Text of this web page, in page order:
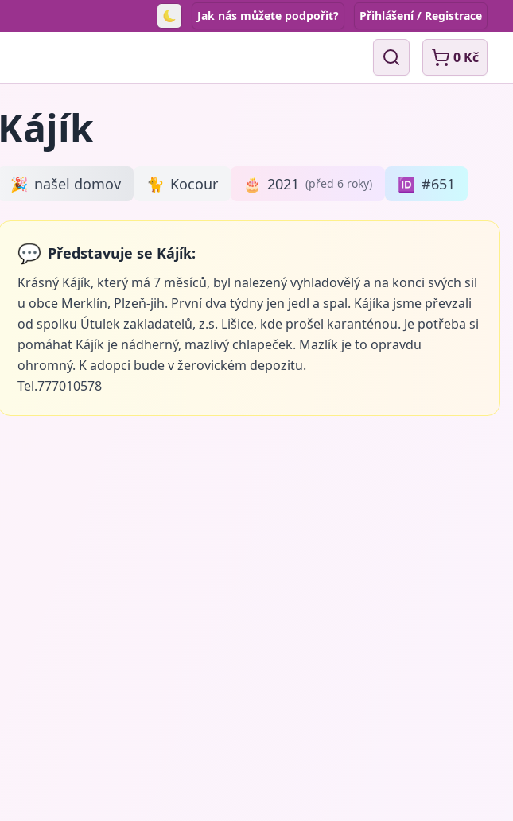
Toggle theme
Jak nás můžete podpořit? Přihlášení / Registrace
Vyhledávání0 Kč
Kájík
🎉 našel domov 🐈 Kocour 🎂 2021 (před 6 roky) 🆔 #651
💬 Představuje se Kájík:
Krásný Kájík, který má 7 měsíců, byl nalezený vyhladovělý a na konci svých sil
u obce Merklín, Plzeň-jih. První dva týdny jen jedl a spal. Kájíka jsme převzali
od spolku Útulek zakladatelů, z.s. Lišice, kde prošel karanténou. Je potřeba si
pomáhat Kájík je nádherný, mazlivý chlapeček. Mazlík je to opravdu
ohromný. K adopci bude v žerovickém depozitu.
Tel.777010578